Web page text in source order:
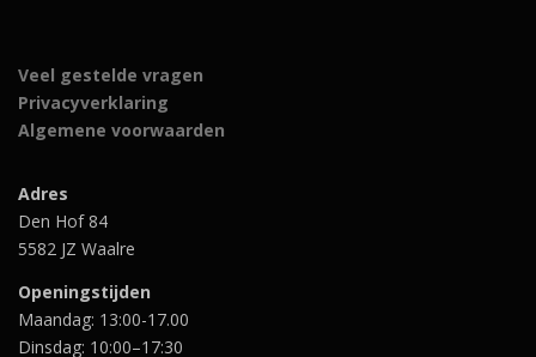
Veel gestelde vragen
Privacyverklaring
Algemene voorwaarden
Adres
Den Hof 84
5582 JZ Waalre
Openingstijden
Maandag: 13:00-17.00
Dinsdag: 10:00–17:30